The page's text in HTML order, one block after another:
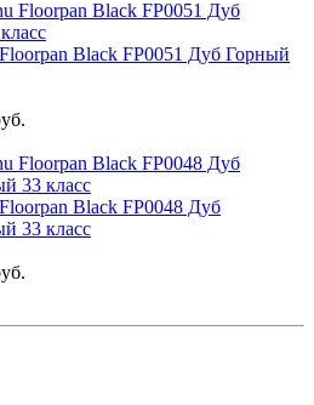
Black FP0051 Дуб Горный
Black FP0048 Дуб
33 класс